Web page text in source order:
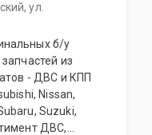
ул.
б/у
из
- ДВС и КПП
Nissan,
Suzuki,
ДВС,